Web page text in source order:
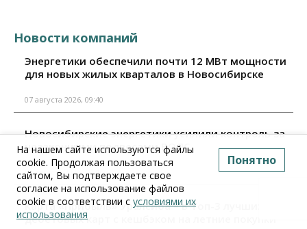
Новости компаний
Энергетики обеспечили почти 12 МВт мощности
для новых жилых кварталов в Новосибирске
07 августа 2026, 09:40
Новосибирские энергетики усилили контроль за
незаконными подвесами ВОЛС
04 августа 2026, 09:46
Карта «Прибыль» Уралсиба – в Топ-3 лучших
дебетовых карт с кешбэком на летние покупки
На нашем сайте используются файлы
cookie. Продолжая пользоваться
сайтом, Вы подтверждаете свое
согласие на использование файлов
cookie в соответствии с условиями их
использования
Понятно